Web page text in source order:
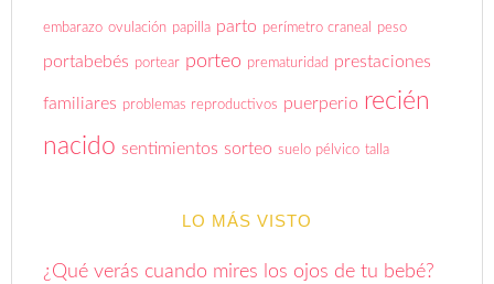
embarazo ovulación papilla parto perímetro craneal peso
portabebés portear porteo prematuridad prestaciones
familiares problemas reproductivos puerperio recién
nacido sentimientos sorteo suelo pélvico talla
LO MÁS VISTO
¿Qué verás cuando mires los ojos de tu bebé?